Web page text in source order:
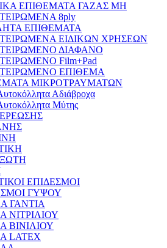
ΕΠΙΘΕΜΑΤΑ ΓΑΖΑΣ ΜΗ
8ply
ΕΠΙΘΕΜΑΤΑ
ΕΙΔΙΚΩΝ ΧΡΗΣΕΩΝ
ΔΙΑΦΑΝΟ
Film+Pad
ΕΠΙΘΕΜΑ
ΜΙΚΡΟΤΡΑΥΜΑΤΩΝ
Αδιάβροχα
Μύτης
ΕΠΙΔΕΣΜΟΙ
ΓΥΨΟΥ
ΓΑΝΤΙΑ
ΝΙΤΡΙΛΙΟΥ
ΒΙΝΙΛΙΟΥ
LATEX